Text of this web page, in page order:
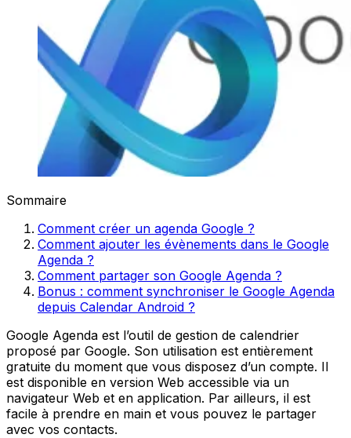
Sommaire
Comment créer un agenda Google ?
Comment ajouter les évènements dans le Google
Agenda ?
Comment partager son Google Agenda ?
Bonus : comment synchroniser le Google Agenda
depuis Calendar Android ?
Google Agenda est l’outil de gestion de calendrier
proposé par Google. Son utilisation est entièrement
gratuite du moment que vous disposez d’un compte. Il
est disponible en version Web accessible via un
navigateur Web et en application. Par ailleurs, il est
facile à prendre en main et vous pouvez le partager
avec vos contacts.